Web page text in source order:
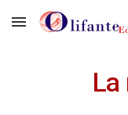
Skip to main content
La